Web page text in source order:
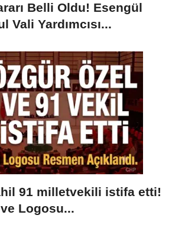
Belli Oldu! Esengül
Vali Yardımcısı...
91 milletvekili istifa etti!
Logosu...